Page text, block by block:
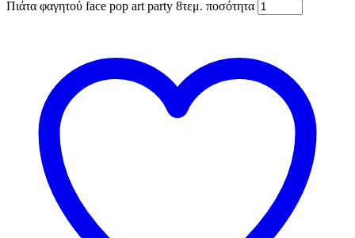
Πιάτα φαγητού face pop art party 8τεμ. ποσότητα